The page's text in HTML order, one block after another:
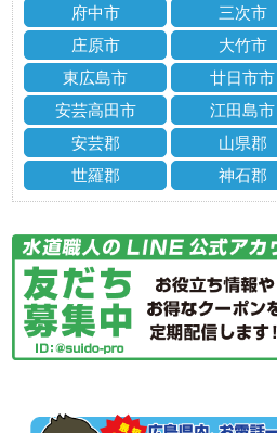
府中市
三次市
庄原市
大竹市
東広島市
廿日市市
安芸高田市
江田島市
安芸郡
山県郡
世羅郡
神石郡